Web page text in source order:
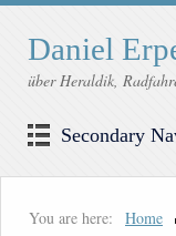
Daniel
über Heraldik,
Secondary
You are here: Home